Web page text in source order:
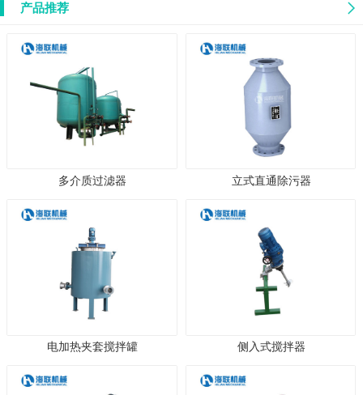
产品推荐
多介质过滤器 立式直通除污器
电加热夹套搅拌罐 侧入式搅拌器